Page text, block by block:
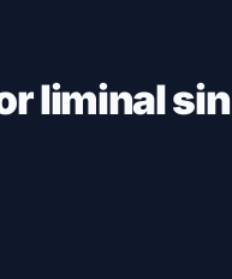
liminal sin